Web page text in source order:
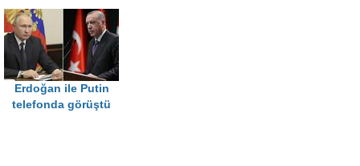
Erdoğan ile Putin
telefonda görüştü